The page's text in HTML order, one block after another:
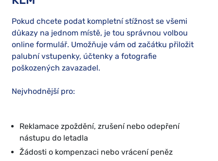
Pokud chcete podat kompletní stížnost se všemi
důkazy na jednom místě, je tou správnou volbou
online formulář. Umožňuje vám od začátku přiložit
palubní vstupenky, účtenky a fotografie
poškozených zavazadel.
Nejvhodnější pro:
Reklamace zpoždění, zrušení nebo odepření
nástupu do letadla
Žádosti o kompenzaci nebo vrácení peněz